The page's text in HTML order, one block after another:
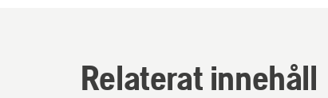
Relaterat innehåll